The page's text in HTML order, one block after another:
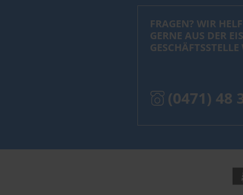
FRAGEN? WIR
GERNE AUS DER
GESCHÄFTSSTELLE
(0471) 48